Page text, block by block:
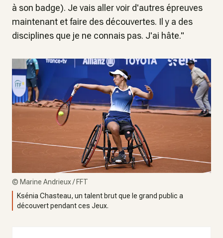
à son badge). Je vais aller voir d'autres épreuves
maintenant et faire des découvertes. Il y a des
disciplines que je ne connais pas. J'ai hâte."
© Marine Andrieux / FFT
Ksénia Chasteau, un talent brut que le grand public a
découvert pendant ces Jeux.